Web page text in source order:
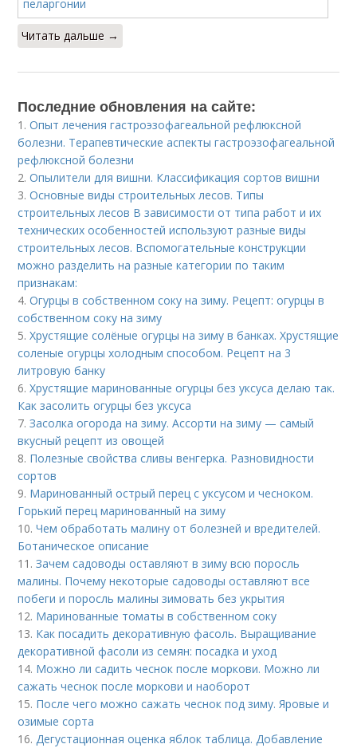
Читать дальше →
Последние обновления на сайте:
1.Опыт лечения гастроэзофагеальной рефлюксной
болезни. Терапевтические аспекты гастроэзофагеальной
рефлюксной болезни
2.Опылители для вишни. Классификация сортов вишни
3.Основные виды строительных лесов. Типы
строительных лесов В зависимости от типа работ и их
технических особенностей используют разные виды
строительных лесов. Вспомогательные конструкции
можно разделить на разные категории по таким
признакам:
4.Огурцы в собственном соку на зиму. Рецепт: огурцы в
собственном соку на зиму
5.Хрустящие солёные огурцы на зиму в банках. Хрустящие
соленые огурцы холодным способом. Рецепт на 3
литровую банку
6.Хрустящие маринованные огурцы без уксуса делаю так.
Как засолить огурцы без уксуса
7.Засолка огорода на зиму. Ассорти на зиму — самый
вкусный рецепт из овощей
8. Полезные свойства сливы венгерка. Разновидности
сортов
9. Маринованный острый перец с уксусом и чесноком.
Горький перец маринованный на зиму
10.Чем обработать малину от болезней и вредителей.
Ботаническое описание
11.Зачем садоводы оставляют в зиму всю поросль
малины. Почему некоторые садоводы оставляют все
побеги и поросль малины зимовать без укрытия
12. Маринованные томаты в собственном соку
13. Как посадить декоративную фасоль. Выращивание
декоративной фасоли из семян: посадка и уход
14. Можно ли садить чеснок после моркови. Можно ли
сажать чеснок после моркови и наоборот
15. После чего можно сажать чеснок под зиму. Яровые и
озимые сорта
16.Дегустационная оценка яблок таблица. Добавление